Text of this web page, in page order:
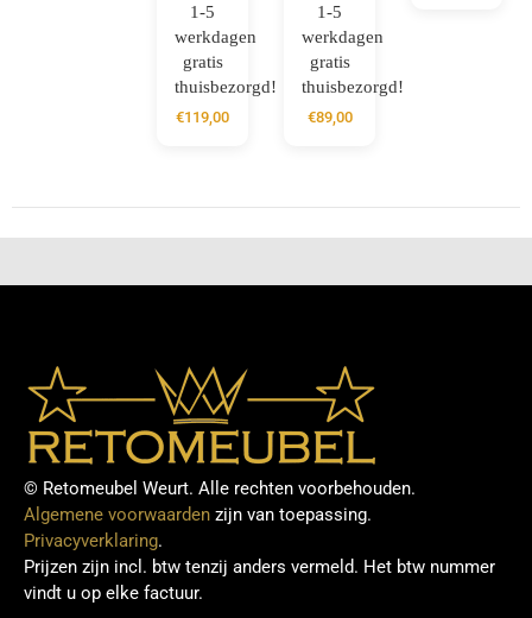
1-5
werkdagen
gratis
thuisbezorgd!
€119,00
1-5
werkdagen
gratis
thuisbezorgd!
€89,00
© Retomeubel Weurt. Alle rechten voorbehouden.
Algemene voorwaarden zijn van toepassing.
Privacyverklaring.
Prijzen zijn incl. btw tenzij anders vermeld. Het btw nummer
vindt u op elke factuur.